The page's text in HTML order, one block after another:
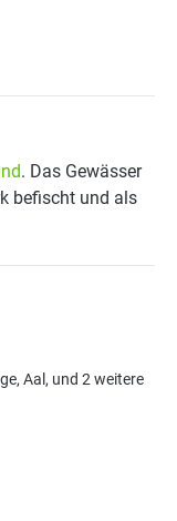
. Das Gewässer
befischt und als
Aal, und 2 weitere